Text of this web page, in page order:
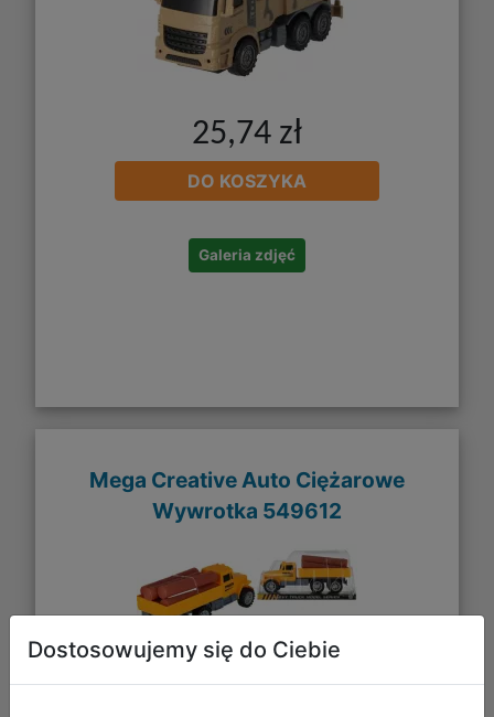
25,74 zł
DO KOSZYKA
Galeria zdjęć
Mega Creative Auto Ciężarowe
Wywrotka 549612
Dostosowujemy się do Ciebie